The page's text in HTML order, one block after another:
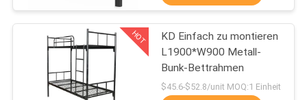
FABRIK-
AUSFLUG
QUALITÄTSKONTROLLE
verschließbare
Aktenschränke
50
HOT
KD Einfach zu montieren
L1900*W900 Metall-
Bunk-Bettrahmen
$45.6-$52.8/unit MOQ:1 Einheit